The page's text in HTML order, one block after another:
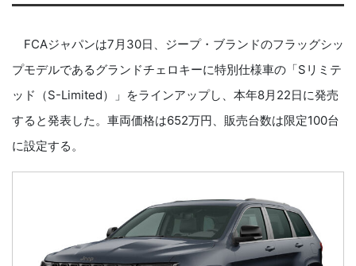
FCAジャパンは7月30日、ジープ・ブランドのフラッグシッ
プモデルであるグランドチェロキーに特別仕様車の「Sリミテ
ッド（S-Limited）」をラインアップし、本年8月22日に発売
すると発表した。車両価格は652万円、販売台数は限定100台
に設定する。